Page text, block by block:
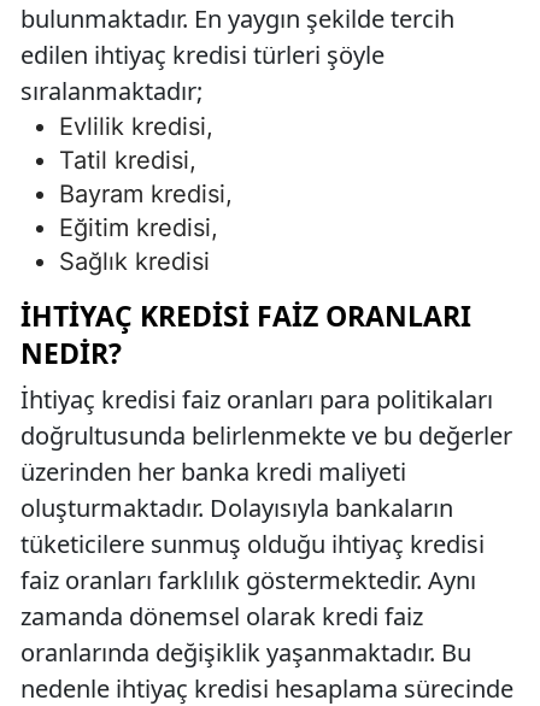
bulunmaktadır. En yaygın şekilde tercih
edilen ihtiyaç kredisi türleri şöyle
sıralanmaktadır;
Evlilik kredisi,
Tatil kredisi,
Bayram kredisi,
Eğitim kredisi,
Sağlık kredisi
İHTIYAÇ KREDISI FAIZ ORANLARI
NEDIR?
İhtiyaç kredisi faiz oranları para politikaları
doğrultusunda belirlenmekte ve bu değerler
üzerinden her banka kredi maliyeti
oluşturmaktadır. Dolayısıyla bankaların
tüketicilere sunmuş olduğu ihtiyaç kredisi
faiz oranları farklılık göstermektedir. Aynı
zamanda dönemsel olarak kredi faiz
oranlarında değişiklik yaşanmaktadır. Bu
nedenle ihtiyaç kredisi hesaplama sürecinde